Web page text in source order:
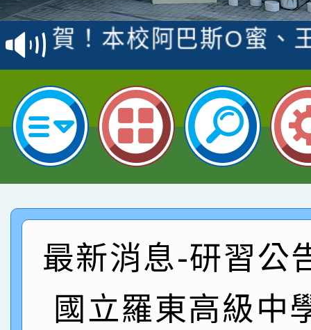
賽 洪綺君教師榮獲社
名
賀！本校阿巴斯O蜜、
倩參加桃園市科展 國
名 指導老師王老師、
賀！本校四年二班張O
園市英語競賽國小朗讀
指導老師林老師
賀！本校參加桃園市中
賽 劉文瑛教師榮獲教
臺灣台語-第二名
賀！本校參與2026世
市賽榮獲科學小創客佳
創客第三名。
賀！本校參加桃園市中
賽 洪綺君教師榮獲社
名
賀！本校阿巴斯O蜜、
倩參加桃園市科展 國
名 指導老師王老師、
賀！本校四年二班張O
園市英語競賽國小朗讀
賀！本校參加桃園市中
最新消息-研習公
國立羅東高級中